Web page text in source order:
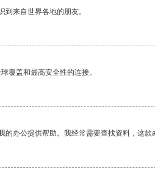
来自世界各地的朋友。
覆盖和最高安全性的连接。
办公提供帮助。我经常需要查找资料，这